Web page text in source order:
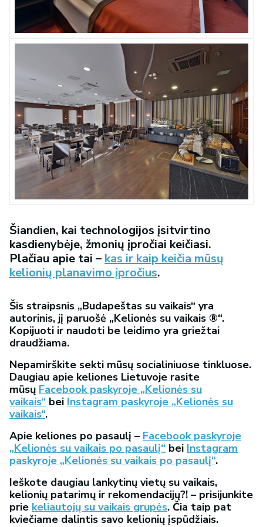
Šiandien, kai technologijos įsitvirtino
kasdienybėje, žmonių įpročiai keičiasi.
Plačiau apie tai – kas ir kaip keičia mūsų
kelionių planavimo įpročius.
Šis straipsnis „Budapeštas su vaikais“ yra
autorinis, jį paruošė „Kelionės su vaikais ®“.
Kopijuoti ir naudoti be leidimo yra griežtai
draudžiama.
Nepamirškite sekti mūsų socialiniuose tinkluose.
Daugiau apie keliones Lietuvoje rasite
mūsų Facebook paskyroje „Kelionės su
vaikais“ bei Instagram paskyroje „Kelionės su
vaikais“.
Apie keliones po pasaulį – Facebook paskyroje
„Kelionės su vaikais po pasaulį“ bei Instagram
paskyroje „Kelionės su vaikais po pasaulį“.
Ieškote daugiau lankytinų vietų su vaikais,
kelionių patarimų ir rekomendacijų?! – prisijunkite
prie keliautojų su vaikais grupės. Čia taip pat
kviečiame dalintis savo kelionių įspūdžiais.